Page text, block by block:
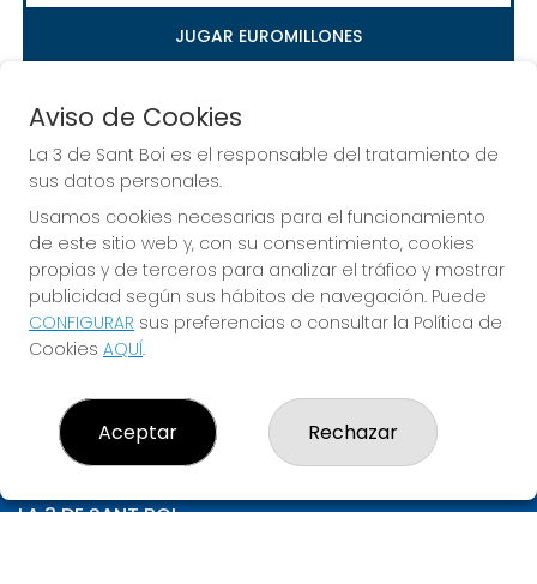
JUGAR EUROMILLONES
LA QUINIELA
PRÓXIMO BOTE MILLONARIO:
1.000.000€
LA 3 DE SANT BOI
Aviso de Cookies
La 3 de Sant Boi es el responsable del tratamiento de
sus datos personales.
Usamos cookies necesarias para el funcionamiento
de este sitio web y, con su consentimiento, cookies
propias y de terceros para analizar el tráfico y mostrar
publicidad según sus hábitos de navegación. Puede
CONFIGURAR sus preferencias o consultar la Política de
Cookies AQUÍ.
Aceptar Rechazar